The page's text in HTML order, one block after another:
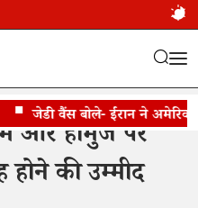
जेडी वैंस बोले- ईरान ने अमेरिका से
और होर्मुज पर
की उम्मीद